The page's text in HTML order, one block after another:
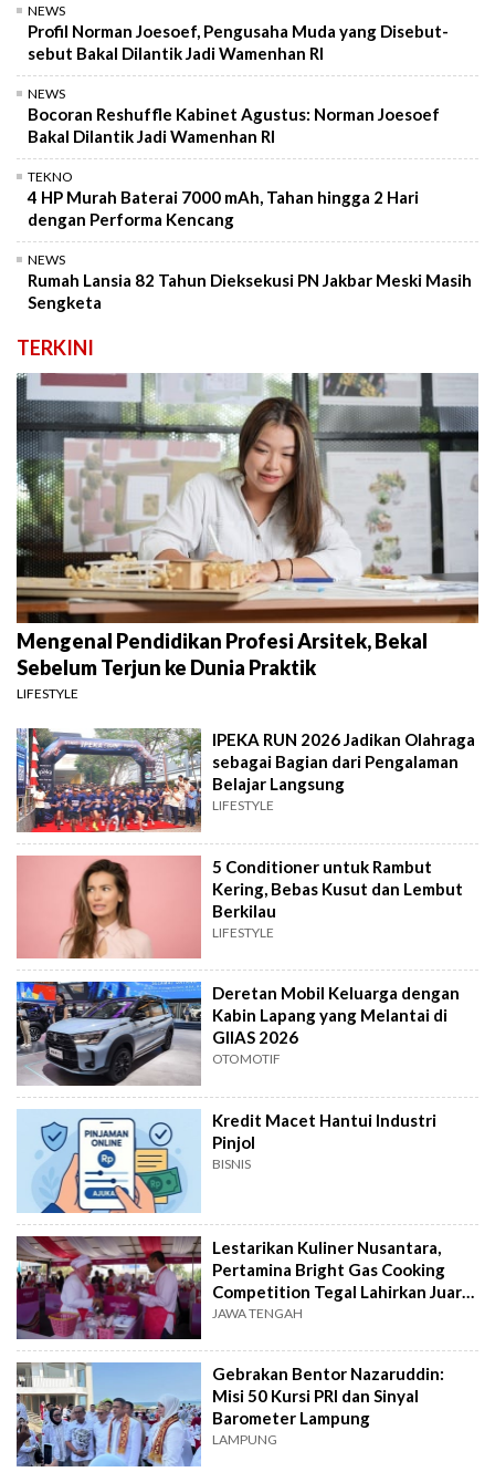
NEWS
Profil Norman Joesoef, Pengusaha Muda yang Disebut-
sebut Bakal Dilantik Jadi Wamenhan RI
NEWS
Bocoran Reshuffle Kabinet Agustus: Norman Joesoef
Bakal Dilantik Jadi Wamenhan RI
TEKNO
4 HP Murah Baterai 7000 mAh, Tahan hingga 2 Hari
dengan Performa Kencang
NEWS
Rumah Lansia 82 Tahun Dieksekusi PN Jakbar Meski Masih
Sengketa
TERKINI
Mengenal Pendidikan Profesi Arsitek, Bekal
Sebelum Terjun ke Dunia Praktik
LIFESTYLE
IPEKA RUN 2026 Jadikan Olahraga
sebagai Bagian dari Pengalaman
Belajar Langsung
LIFESTYLE
5 Conditioner untuk Rambut
Kering, Bebas Kusut dan Lembut
Berkilau
LIFESTYLE
Deretan Mobil Keluarga dengan
Kabin Lapang yang Melantai di
GIIAS 2026
OTOMOTIF
Kredit Macet Hantui Industri
Pinjol
BISNIS
Lestarikan Kuliner Nusantara,
Pertamina Bright Gas Cooking
Competition Tegal Lahirkan Juara
Baru
JAWA TENGAH
Gebrakan Bentor Nazaruddin:
Misi 50 Kursi PRI dan Sinyal
Barometer Lampung
LAMPUNG